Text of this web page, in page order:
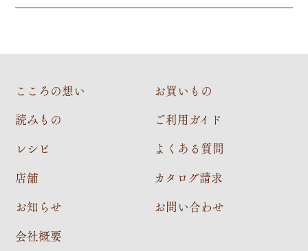
こころの想い
読みもの
レシピ
店舗
お知らせ
会社概要
お買いもの
ご利用ガイド
よくある質問
カタログ請求
お問い合わせ